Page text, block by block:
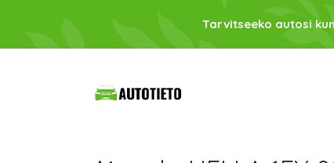
Tarvitseeko autosi